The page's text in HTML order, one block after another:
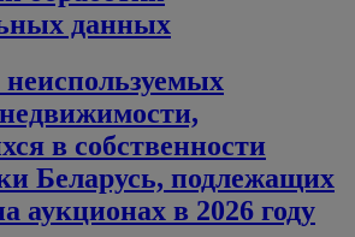
данных
в собственности
Беларусь, подлежащих
аукционах в 2026 году